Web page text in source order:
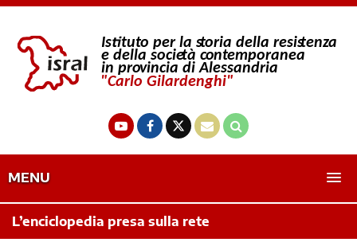
MENU
L’enciclopedia presa sulla rete